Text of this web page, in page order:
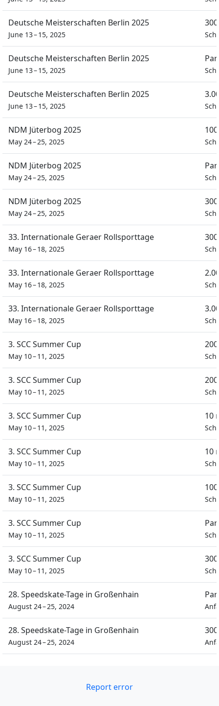
Deutsche Meisterschaften Berlin 2025
June 13 – 15, 2025
Deutsche Meisterschaften Berlin 2025
June 13 – 15, 2025
Deutsche Meisterschaften Berlin 2025
June 13 – 15, 2025
NDM Jüterbog 2025
May 24 – 25, 2025
NDM Jüterbog 2025
May 24 – 25, 2025
NDM Jüterbog 2025
May 24 – 25, 2025
33. Internationale Geraer Rollsporttage
May 16 – 18, 2025
33. Internationale Geraer Rollsporttage
May 16 – 18, 2025
33. Internationale Geraer Rollsporttage
May 16 – 18, 2025
3. SCC Summer Cup
May 10 – 11, 2025
3. SCC Summer Cup
May 10 – 11, 2025
3. SCC Summer Cup
May 10 – 11, 2025
10
3. SCC Summer Cup
May 10 – 11, 2025
10
3. SCC Summer Cup
May 10 – 11, 2025
3. SCC Summer Cup
May 10 – 11, 2025
3. SCC Summer Cup
May 10 – 11, 2025
28. Speedskate-Tage in Großenhain
August 24 – 25, 2024
28. Speedskate-Tage in Großenhain
August 24 – 25, 2024
Report error